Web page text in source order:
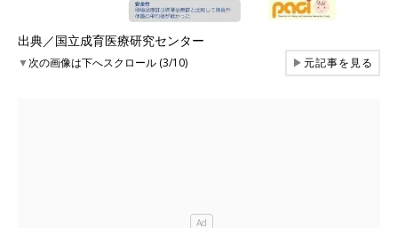
出典／国立成育医療研究センター
▼次の画像は下へスクロール (3/10) ▶元記事を見る